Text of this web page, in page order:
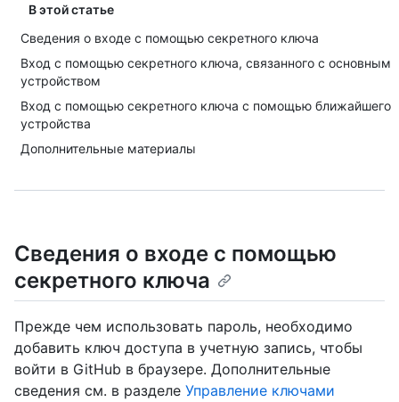
В этой статье
Сведения о входе с помощью секретного ключа
Вход с помощью секретного ключа, связанного с основным
устройством
Вход с помощью секретного ключа с помощью ближайшего
устройства
Дополнительные материалы
Сведения о входе с помощью
секретного ключа
Прежде чем использовать пароль, необходимо
добавить ключ доступа в учетную запись, чтобы
войти в GitHub в браузере. Дополнительные
сведения см. в разделе Управление ключами